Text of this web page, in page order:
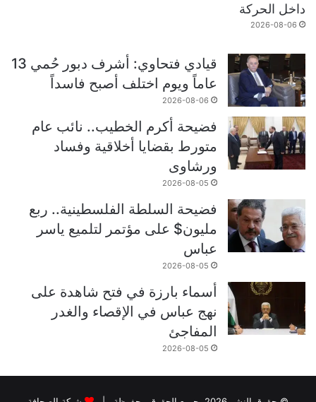
داخل الحركة
2026-08-06
قيادي فتحاوي: أشرف دبور حُمي 13
عاماً ويوم اختلف أصبح فاسداً
2026-08-06
فضيحة أكرم الخطيب.. نائب عام
متورط بقضايا أخلاقية وفساد
ورشاوى
2026-08-05
فضيحة السلطة الفلسطينية.. ربع
مليون$ على مؤتمر لتلميع ياسر
عباس
2026-08-05
أسماء بارزة في فتح شاهدة على
نهج عباس في الإقصاء والغدر
المفاجئ
2026-08-05